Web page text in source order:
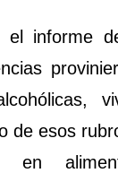
el informe
de esos
en